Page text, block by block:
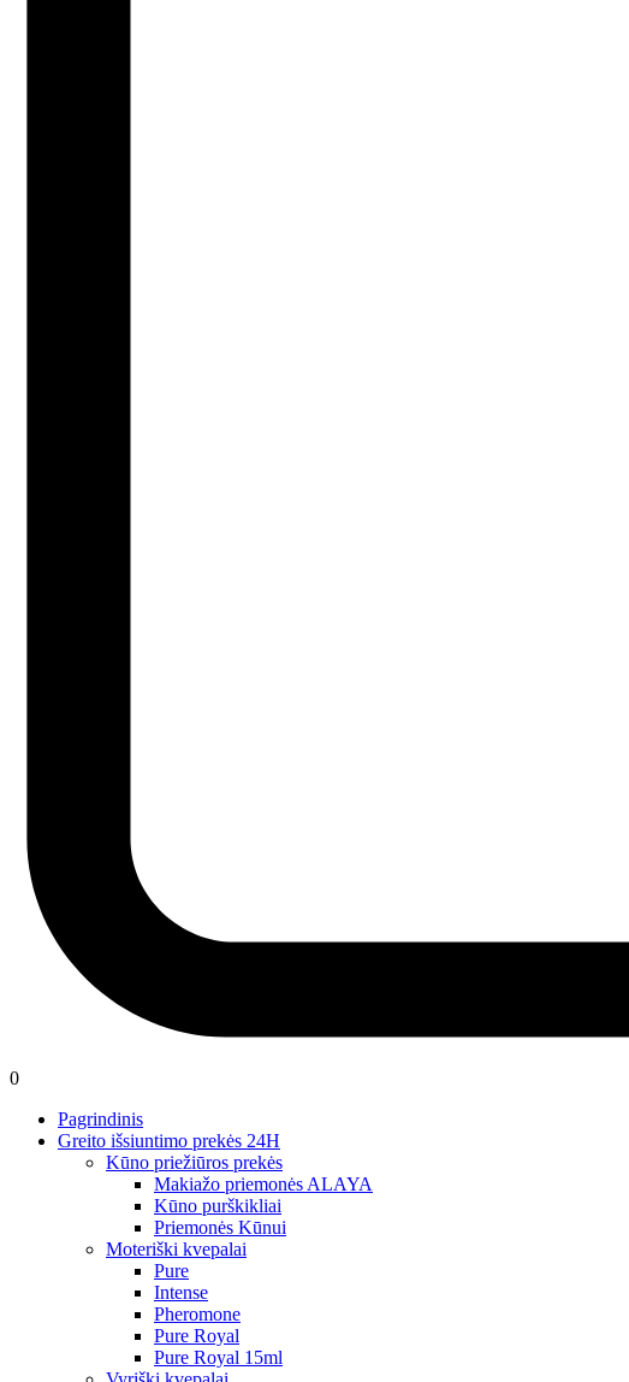
0
Pagrindinis
Greito išsiuntimo prekės 24H
Kūno priežiūros prekės
Makiažo priemonės ALAYA
Kūno purškikliai
Priemonės Kūnui
Moteriški kvepalai
Pure
Intense
Pheromone
Pure Royal
Pure Royal 15ml